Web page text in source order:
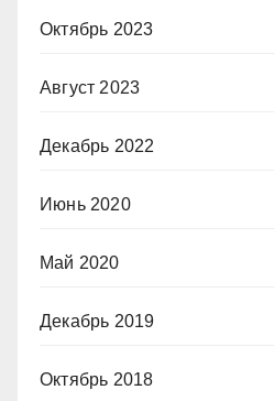
Октябрь 2023
Август 2023
Декабрь 2022
Июнь 2020
Май 2020
Декабрь 2019
Октябрь 2018